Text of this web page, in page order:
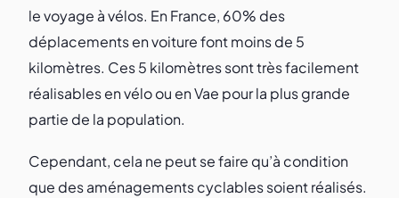
le voyage à vélos. En France, 60% des
déplacements en voiture font moins de 5
kilomètres. Ces 5 kilomètres sont très facilement
réalisables en vélo ou en Vae pour la plus grande
partie de la population.
Cependant, cela ne peut se faire qu’à condition
que des aménagements cyclables soient réalisés.